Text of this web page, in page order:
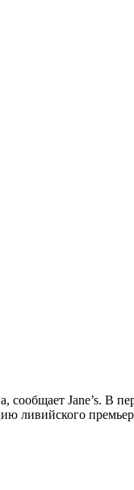
Jane’s. В
ливийского